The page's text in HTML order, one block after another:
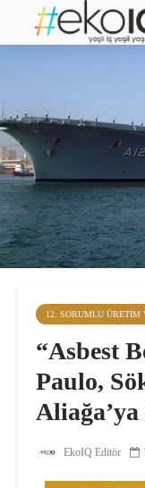
12. SORUMLU ÜRETIM
“Asbest
Paulo,
EkoIQ Editör